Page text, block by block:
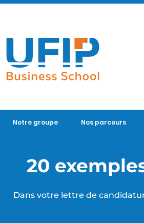
Notre groupe Nos parcours
20
Dans votre lettre de